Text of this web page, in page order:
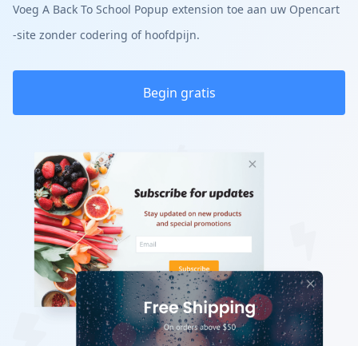
Voeg A Back To School Popup extension toe aan uw Opencart
-site zonder codering of hoofdpijn.
Begin gratis